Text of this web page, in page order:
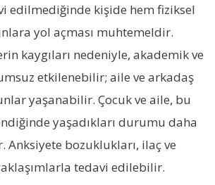
edilmediğinde kişide hem fiziksel
yol açması muhtemeldir.
kaygıları nedeniyle, akademik ve
etkilenebilir; aile ve arkadaş
yaşanabilir. Çocuk ve aile, bu
yaşadıkları durumu daha
Anksiyete bozuklukları, ilaç ve
tedavi edilebilir.